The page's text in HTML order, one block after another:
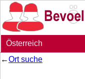
Österreich
←Ort suche